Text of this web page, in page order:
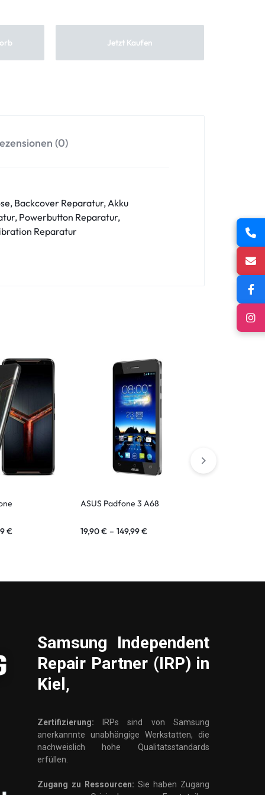
Jetzt Kaufen
(0)
Backcover Reparatur, Akku
Powerbutton Reparatur,
Reparatur
€
ASUS Padfone 3 A68
19,90€ – 149,99€
Samsung Independent
Repair Partner (IRP) in
Kiel,
Zertifizierung: IRPs sind von Samsung
anerkannnte unabhängige Werkstatten, die
nachweislich hohe Qualitatsstandards
erfüllen.
Zugang zu Ressourcen: Sie haben Zugang